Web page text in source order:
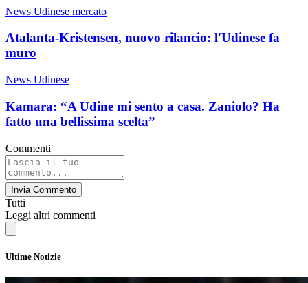
News Udinese mercato
Atalanta-Kristensen, nuovo rilancio: l'Udinese fa
muro
News Udinese
Kamara: “A Udine mi sento a casa. Zaniolo? Ha
fatto una bellissima scelta”
Commenti
Invia Commento
Tutti
Leggi altri commenti
Ultime Notizie